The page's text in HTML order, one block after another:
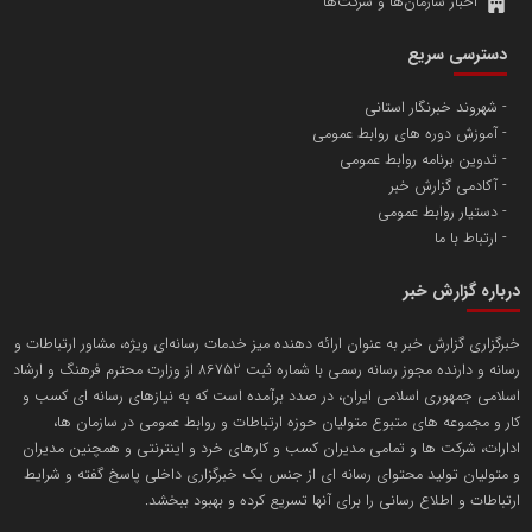
پایگاه اطلاع رسانی اعتلای نهادهای مردمی
پایگاه اطلاع رسانی دریا و نفت
تامین آهن اسفنجی تولیدکنندگان فولاد در کشور
تریبون
انتشار گسترده محتوا در رسانه گزارش خبر
مسعودصادقی
محمدعلی کرمعلی
دسترسی سریع
شهروند خبرنگار استانی
آموزش دوره های روابط عمومی
تدوین برنامه روابط عمومی
آکادمی گزارش خبر
دستیار روابط عمومی
ارتباط با ما
درباره گزارش خبر
خبرگزاری گزارش خبر به عنوان ارائه دهنده میز خدمات رسانه‌ای ویژه، مشاور ارتباطات و
رسانه و دارنده مجوز رسانه رسمی با شماره ثبت 86752 از وزارت محترم فرهنگ و ارشاد
اسلامی جمهوری اسلامی ایران، در صدد برآمده است که به نیازهای رسانه ای کسب و
کار و مجموعه های متبوع متولیان حوزه ارتباطات و روابط عمومی در سازمان ها،
ادارات، شرکت ها و تمامی مدیران کسب و کارهای خرد و اینترنتی و همچنین مدیران
و متولیان تولید محتوای رسانه ای از جنس یک خبرگزاری داخلی پاسخ گفته و شرایط
ارتباطات و اطلاع رسانی را برای آنها تسریع کرده و بهبود ببخشد.